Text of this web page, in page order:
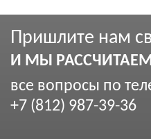
Пришлите нам
И МЫ
все вопросы по
+7 (812) 987-39-36